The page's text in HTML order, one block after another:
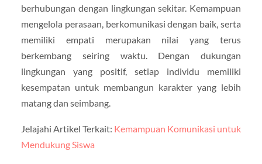
berhubungan dengan lingkungan sekitar. Kemampuan
mengelola perasaan, berkomunikasi dengan baik, serta
memiliki empati merupakan nilai yang terus
berkembang seiring waktu. Dengan dukungan
lingkungan yang positif, setiap individu memiliki
kesempatan untuk membangun karakter yang lebih
matang dan seimbang.
Jelajahi Artikel Terkait: Kemampuan Komunikasi untuk
Mendukung Siswa